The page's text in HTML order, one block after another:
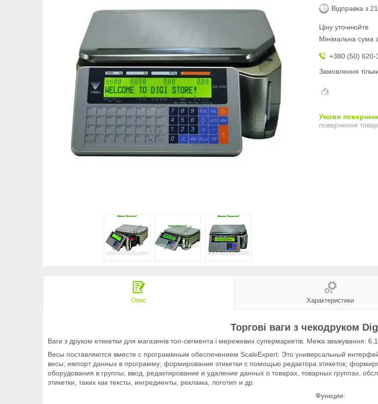
Відправка з
Ціну уточнюйте
Мінімальна сума
+380 (50) 620-
Замовлення
повернення
Опис Характеристики
Торгові ваги з чекодруком
Ваги з друком етикетки для магазинів топ-сегмента і мережевих супермаркетів. Межа зважування:
Весы поставляются вместе с программным обеспечением ScaleExpert. Это универсальный
весы; импорт данных в программу; формирование этикетки с помощью редактора этикеток;
оборудования в группы; ввод, редактирование и удаление данных о товарах, товарных группах,
этикетки, таких как тексты, ингредиенты, реклама, логотип и др.
Функции: